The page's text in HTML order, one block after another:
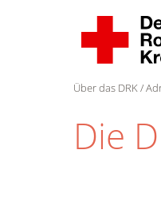
Über das DRK
Die